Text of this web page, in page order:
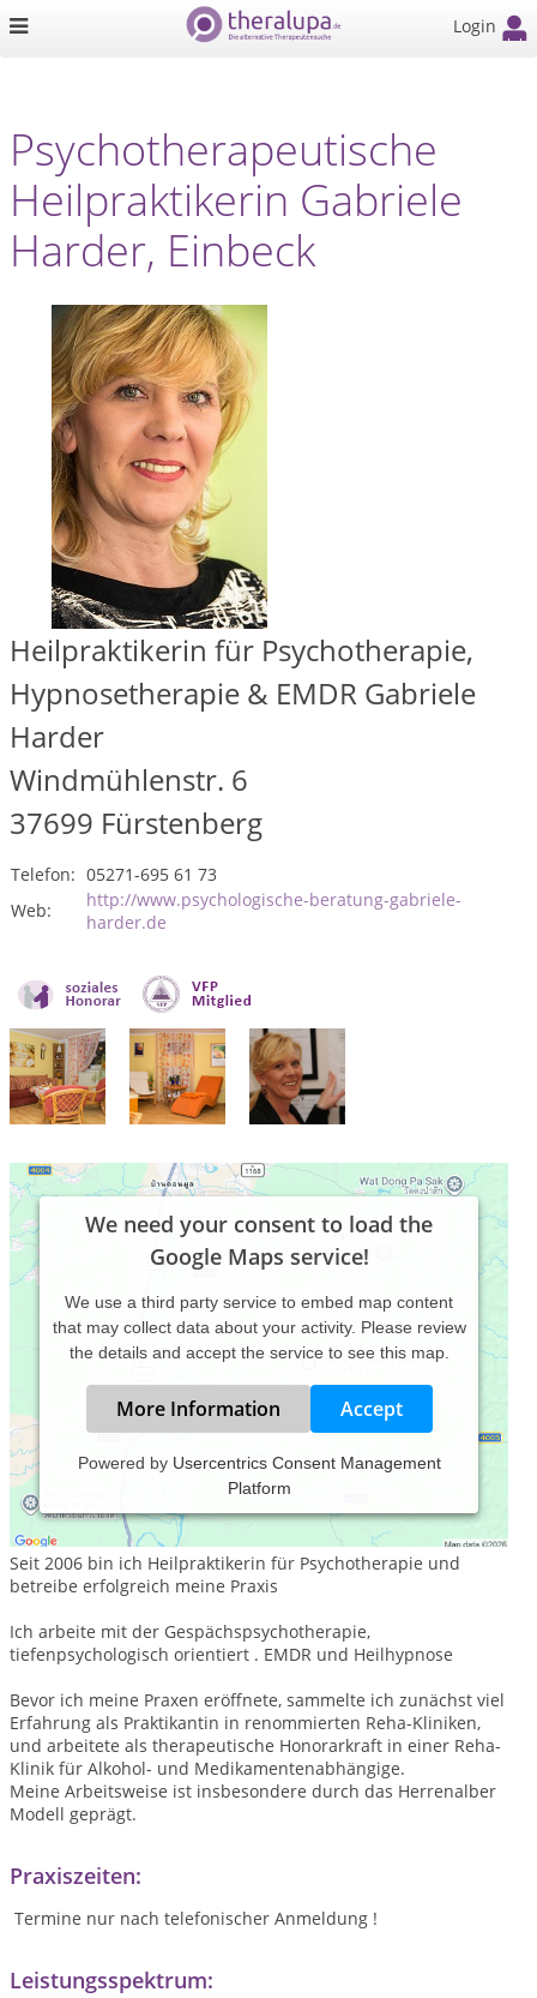
Login
Psychotherapeutische
Heilpraktikerin Gabriele
Harder, Einbeck
Heilpraktikerin für Psychotherapie,
Hypnosetherapie & EMDR Gabriele
Harder
Windmühlenstr. 6
37699 Fürstenberg
Telefon: 05271-695 61 73
Web:
http://www.psychologische-beratung-gabriele-
harder.de
We need your consent to load the
Google Maps service!
We use a third party service to embed map content
that may collect data about your activity. Please review
the details and accept the service to see this map.
More Information Accept
Powered by Usercentrics Consent Management
Platform
Ich wurde 1963 geboren, bin Mutter von 2 erwachsenen
Kindern, Oma und sehr zufrieden mit meinem Leben.
Seit 2006 bin ich Heilpraktikerin für Psychotherapie und
betreibe erfolgreich meine Praxis
Ich arbeite mit der Gespächspsychotherapie,
tiefenpsychologisch orientiert . EMDR und Heilhypnose
Bevor ich meine Praxen eröffnete, sammelte ich zunächst viel
Erfahrung als Praktikantin in renommierten Reha-Kliniken,
und arbeitete als therapeutische Honorarkraft in einer Reha-
Klinik für Alkohol- und Medikamentenabhängige.
Meine Arbeitsweise ist insbesondere durch das Herrenalber
Modell geprägt.
Praxiszeiten:
Termine nur nach telefonischer Anmeldung !
Leistungsspektrum: